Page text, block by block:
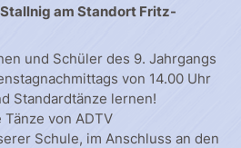
am Standort Fritz-
und Schüler des 9. Jahrgangs
von 14.00 Uhr
Standardtänze lernen!
von ADTV
Schule, im Anschluss an den